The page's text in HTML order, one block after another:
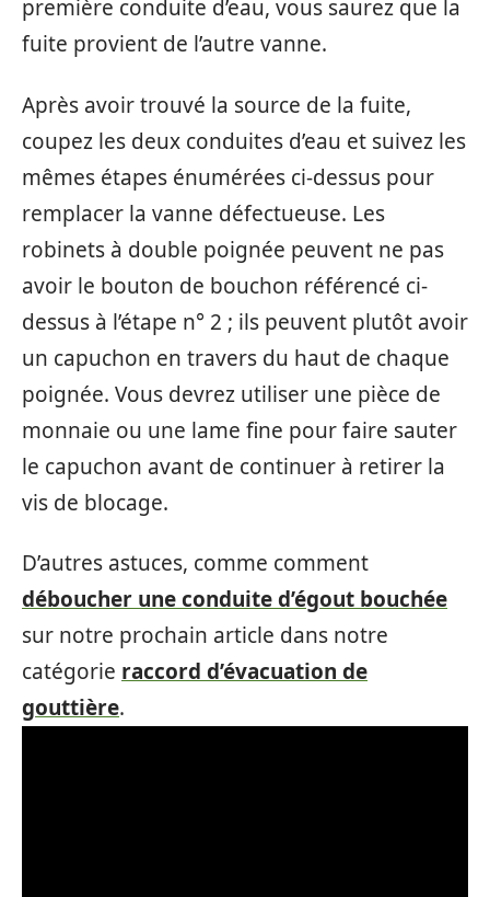
première conduite d’eau, vous saurez que la
fuite provient de l’autre vanne.
Après avoir trouvé la source de la fuite,
coupez les deux conduites d’eau et suivez les
mêmes étapes énumérées ci-dessus pour
remplacer la vanne défectueuse. Les
robinets à double poignée peuvent ne pas
avoir le bouton de bouchon référencé ci-
dessus à l’étape n° 2 ; ils peuvent plutôt avoir
un capuchon en travers du haut de chaque
poignée. Vous devrez utiliser une pièce de
monnaie ou une lame fine pour faire sauter
le capuchon avant de continuer à retirer la
vis de blocage.
D’autres astuces, comme comment
déboucher une conduite d’égout bouchée
sur notre prochain article dans notre
catégorie raccord d’évacuation de
gouttière.